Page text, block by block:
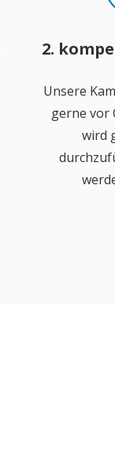
2.
Unsere
gerne vor
wird